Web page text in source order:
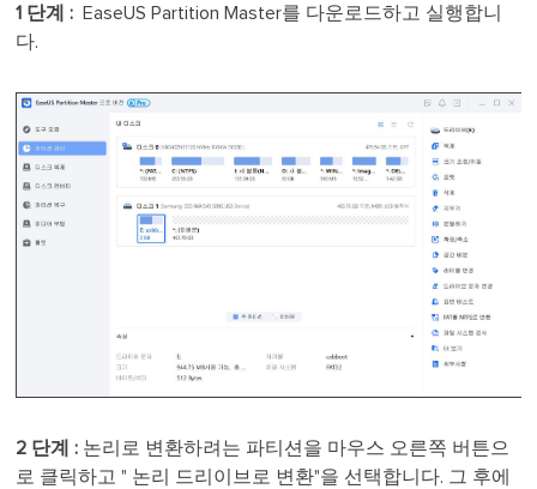
1 단계 :
EaseUS Partition Master를 다운로드하고 실행합니
다.
2 단계 : 논리로 변환하려는 파티션을 마우스 오른쪽 버튼으
로 클릭하고 " 논리 드리이브로 변환"을 선택합니다. 그 후에